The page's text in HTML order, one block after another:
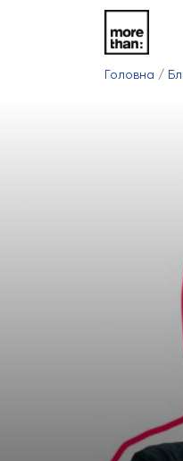
Головна /